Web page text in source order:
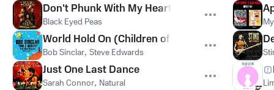
Don't Phunk With My Heart
Black Eyed Peas
World Hold On (Children of the Sky)
Bob Sinclar, Steve Edwards
Just One Last Dance
Sarah Connor, Natural